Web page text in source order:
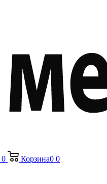
0 Корзина0 0